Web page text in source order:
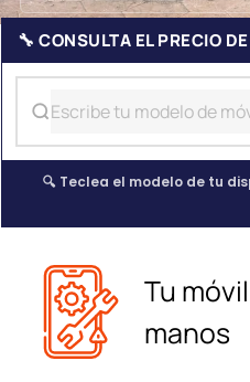
🔧 CONSULTA EL PRECIO
🔍 Teclea el modelo de tu
Tu
manos